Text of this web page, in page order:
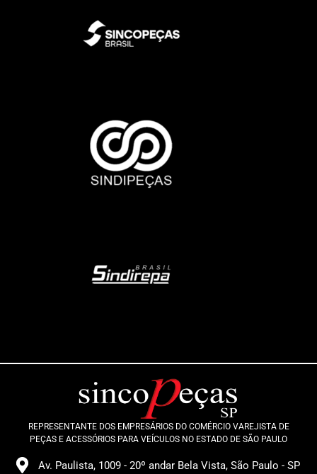
REPRESENTANTE DOS EMPRESÁRIOS DO COMÉRCIO VAREJISTA DE
PEÇAS E ACESSÓRIOS PARA VEÍCULOS NO ESTADO DE SÃO PAULO
Av. Paulista, 1009 - 20º andar Bela Vista, São Paulo - SP